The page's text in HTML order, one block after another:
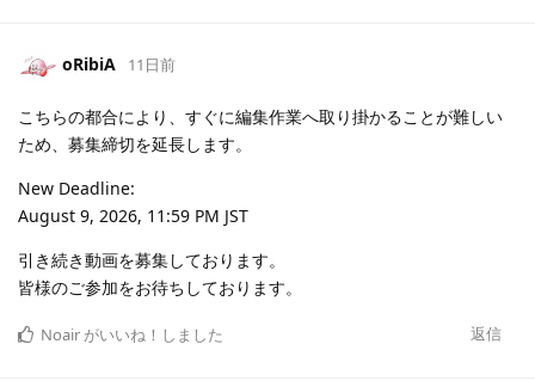
oRibiA 11日前
こちらの都合により、すぐに編集作業へ取り掛かることが難しい
ため、募集締切を延長します。
New Deadline:
August 9, 2026, 11:59 PM JST
引き続き動画を募集しております。
皆様のご参加をお待ちしております。
返信
Noair がいいね！しました